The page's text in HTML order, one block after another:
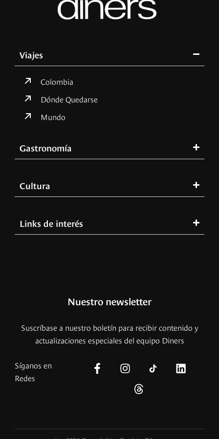
Viajes
Colombia
Dónde Quedarse
Mundo
Gastronomía
Cultura
Links de interés
Nuestro newsletter
Suscríbase a nuestro boletín para recibir contenido y
actualizaciones especiales del equipo Diners
Síganos en
Redes